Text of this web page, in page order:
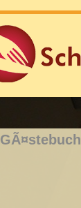
GÃ¤stebuch